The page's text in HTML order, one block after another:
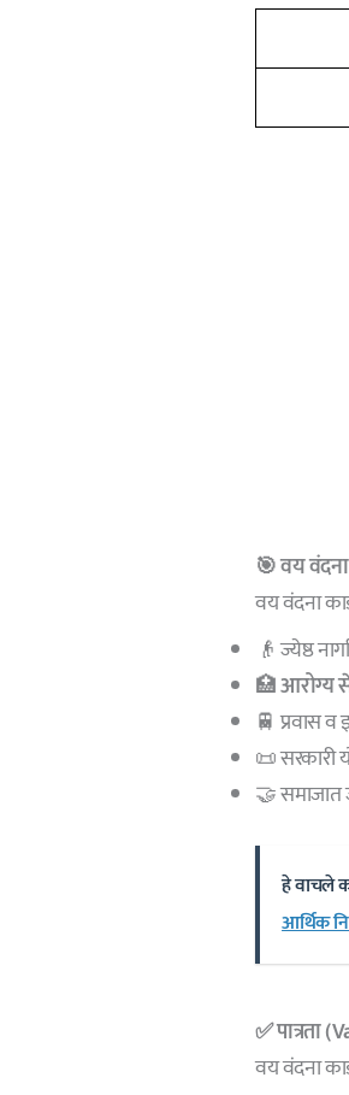
🎯 वय
वय वंदना
👴 ज्येष्ठ
🏥आरोग्य
🚆 प्रवास
📜 सरकारी
🤝 समाजात
हे वाचले
आर्थिक
✅ पात्रता (
वय वंदना